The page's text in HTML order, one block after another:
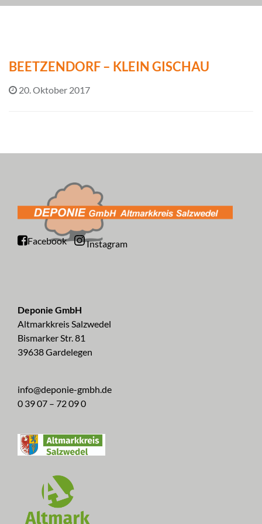
BEETZENDORF – KLEIN GISCHAU
20. Oktober 2017
Facebook Instagram
Deponie GmbH
Altmarkkreis Salzwedel
Bismarker Str. 81
39638 Gardelegen
info@deponie-gmbh.de
0 39 07 – 72 09 0